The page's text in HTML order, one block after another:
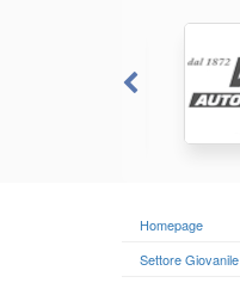
Homepage
Settore Giovanile